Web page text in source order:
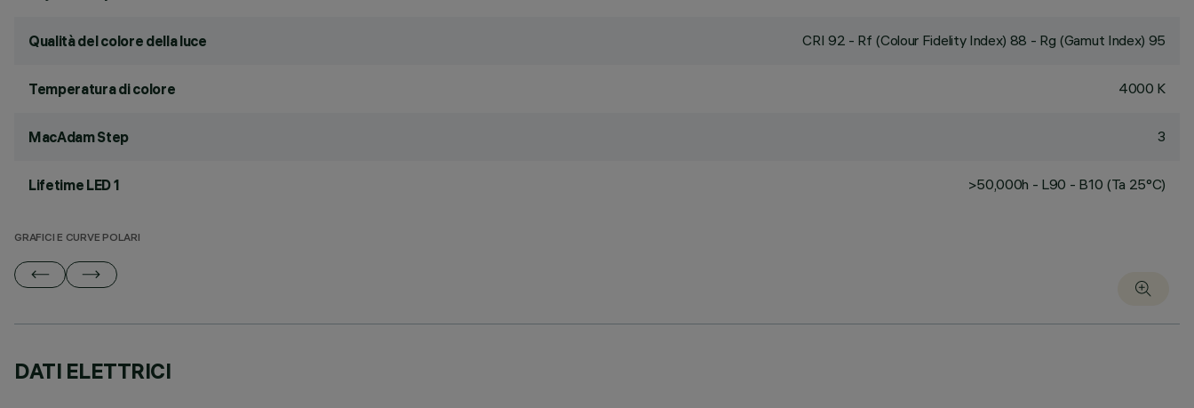
Qualità del colore della luce CRI 92 - Rf (Colour Fidelity Index) 88 - Rg (Gamut Index) 95
Temperatura di colore 4000 K
MacAdam Step 3
Lifetime LED 1 >50,000h - L90 - B10 (Ta 25°C)
GRAFICI E CURVE POLARI
DATI ELETTRICI